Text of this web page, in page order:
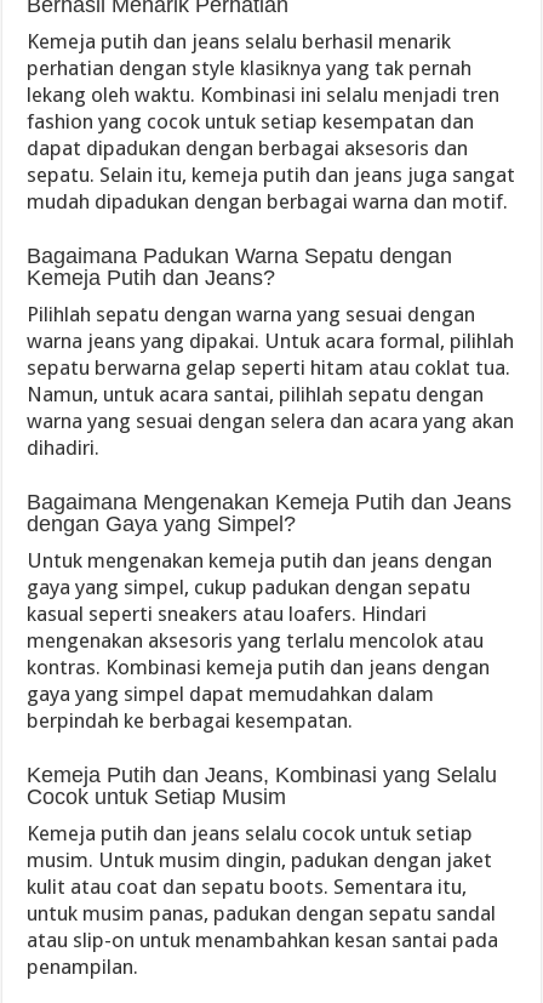
Berhasil Menarik Perhatian
Kemeja putih dan jeans selalu berhasil menarik
perhatian dengan style klasiknya yang tak pernah
lekang oleh waktu. Kombinasi ini selalu menjadi tren
fashion yang cocok untuk setiap kesempatan dan
dapat dipadukan dengan berbagai aksesoris dan
sepatu. Selain itu, kemeja putih dan jeans juga sangat
mudah dipadukan dengan berbagai warna dan motif.
Bagaimana Padukan Warna Sepatu dengan
Kemeja Putih dan Jeans?
Pilihlah sepatu dengan warna yang sesuai dengan
warna jeans yang dipakai. Untuk acara formal, pilihlah
sepatu berwarna gelap seperti hitam atau coklat tua.
Namun, untuk acara santai, pilihlah sepatu dengan
warna yang sesuai dengan selera dan acara yang akan
dihadiri.
Bagaimana Mengenakan Kemeja Putih dan Jeans
dengan Gaya yang Simpel?
Untuk mengenakan kemeja putih dan jeans dengan
gaya yang simpel, cukup padukan dengan sepatu
kasual seperti sneakers atau loafers. Hindari
mengenakan aksesoris yang terlalu mencolok atau
kontras. Kombinasi kemeja putih dan jeans dengan
gaya yang simpel dapat memudahkan dalam
berpindah ke berbagai kesempatan.
Kemeja Putih dan Jeans, Kombinasi yang Selalu
Cocok untuk Setiap Musim
Kemeja putih dan jeans selalu cocok untuk setiap
musim. Untuk musim dingin, padukan dengan jaket
kulit atau coat dan sepatu boots. Sementara itu,
untuk musim panas, padukan dengan sepatu sandal
atau slip-on untuk menambahkan kesan santai pada
penampilan.